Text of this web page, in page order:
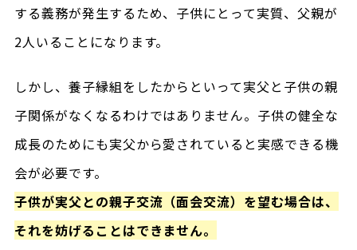
する義務が発生するため、子供にとって実質、父親が
2人いることになります。
しかし、養子縁組をしたからといって実父と子供の親
子関係がなくなるわけではありません。子供の健全な
成長のためにも実父から愛されていると実感できる機
会が必要です。
子供が実父との親子交流（面会交流）を望む場合は、
それを妨げることはできません。